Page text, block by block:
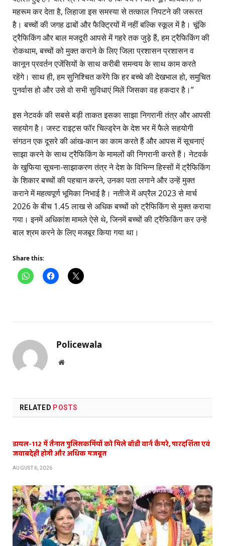
महरूम कर देता है, लिहाजा इस समस्या से तत्काल निपटने की जरूरत
है। बच्चों की जगह ढाबों और फैक्ट्रियों में नहीं बल्कि स्कूल में है। चूंकि
ट्रैफिकिंग और बाल मजदूरी आपसे में गहरे तक जुड़े हैं, हम ट्रैफिकिंग की
रोकथाम, बच्चों को मुक्त कराने के लिए जिला प्रशासन प्रशासन व
कानून प्रवर्तन एजेंसियों के साथ करीबी समन्वय के साथ काम करते
रहेंगे। साथ ही, हम सुनिश्चित करेंगे कि हर बच्चे की देखभाल हो, समुचित
पुनर्वास हो और उसे वो सभी सुविधाएं मिलें जिसका वह हकदार है।”
इस नेटवर्क की सबसे बड़ी ताकत इसका साझा निगरानी तंत्र और आपसी
सहयोग है। जस्ट राइट्स फॉर चिल्ड्रेन के देश भर में फैले सहयोगी
संगठन एक दूसरे की आंख-कान का काम करते हैं और आपस में सूचनाएं
साझा करने के साथ ट्रैफिकिंग के मामलों की निगरानी करते हैं। नेटवर्क
के खुफिया सूचना-साझाकरण तंत्र ने देश के विभिन्न हिस्सों में ट्रैफिकिंग
के शिकार बच्चों की पहचान करने, उनका पता लगाने और उन्हें मुक्त
कराने में महत्वपूर्ण भूमिका निभाई है। नतीजे में अप्रैल 2023 से मार्च
2026 के बीच 1.45 लाख से अधिक बच्चों को ट्रैफिकिंग से मुक्त कराया
गया। इनमें अधिकांश मामले ऐसे थे, जिनमें बच्चों की ट्रैफिकिंग कर उन्हें
बाल श्रम करने के लिए मजबूर किया गया था।
Share this:
Policewala
Website
RELATED POSTS
डायल-112 में तैनात पुलिसकर्मियों को मिले बॉडी वार्न कैमरे, पारदर्शिता एवं
जवाबदेही होगी और अधिक मजबूत
AUGUST 6, 2026